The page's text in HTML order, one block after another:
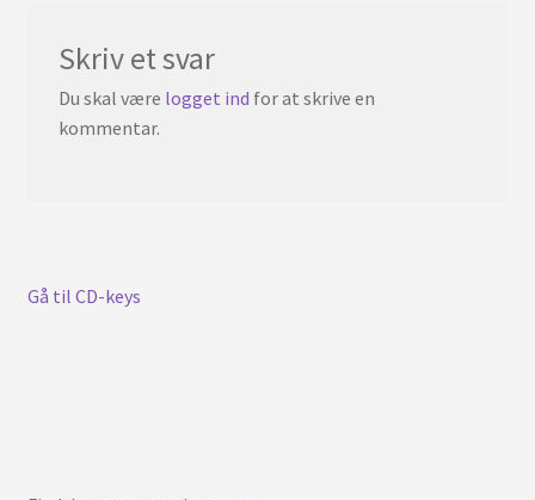
Skriv et svar
Du skal være logget ind for at skrive en
kommentar.
Gå til CD-keys